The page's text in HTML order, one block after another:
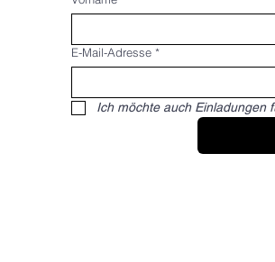
E-Mail-Adresse *
Ich möchte auch Einladungen